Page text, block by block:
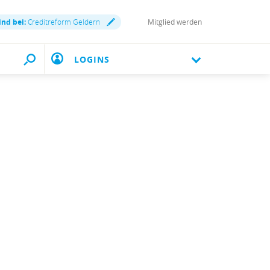
bei:Creditreform Geldern Mitglied werden
LOGINS